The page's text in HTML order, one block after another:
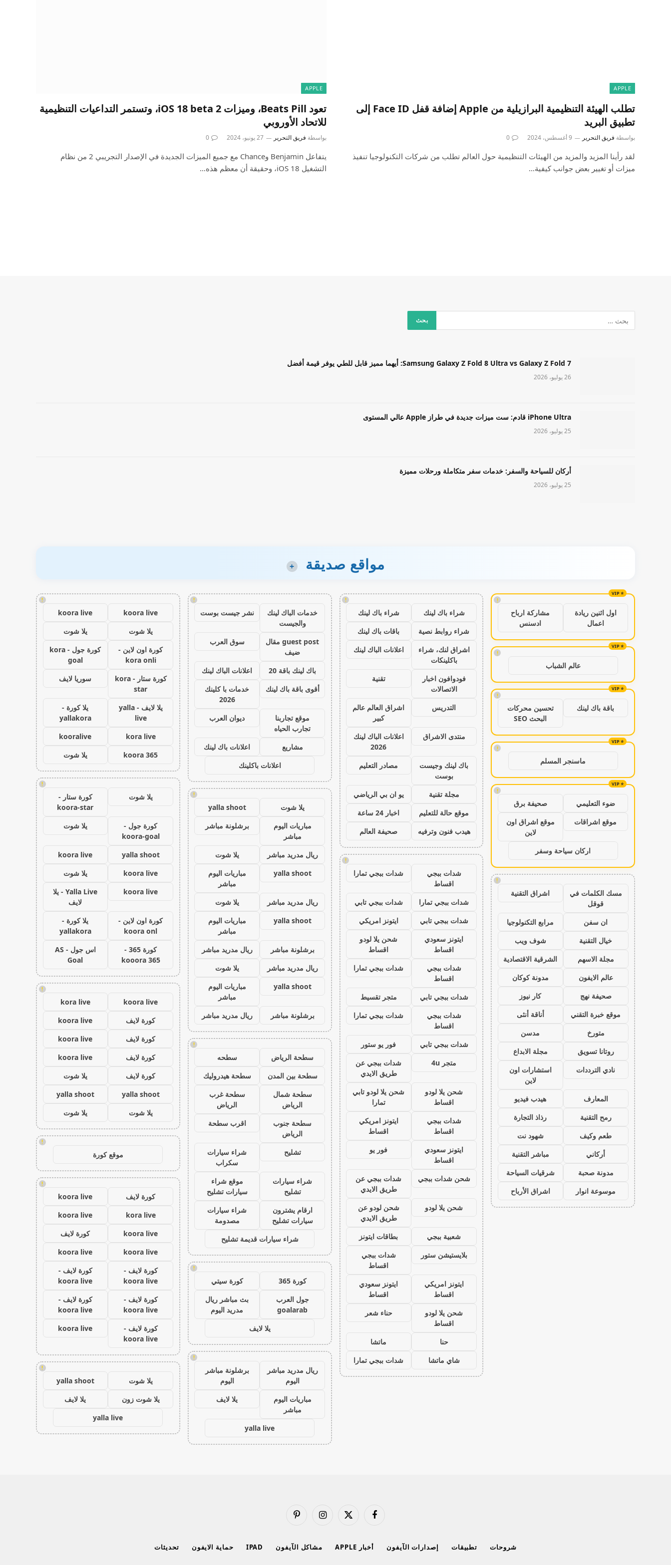
APPLE
تطلب الهيئة التنظيمية البرازيلية من Apple إضافة قفل Face ID إلى
تطبيق البريد
بواسطة فريق التحرير 9 أغسطس، 2024 0
لقد رأينا المزيد والمزيد من الهيئات التنظيمية حول العالم تطلب من شركات التكنولوجيا تنفيذ
ميزات أو تغيير بعض جوانب كيفية…
APPLE
تعود Beats Pill، وميزات iOS 18 beta 2، وتستمر التداعيات التنظيمية
للاتحاد الأوروبي
بواسطة فريق التحرير 27 يونيو، 2024 0
يتفاعل Benjamin وChance مع جميع الميزات الجديدة في الإصدار التجريبي 2 من نظام
التشغيل iOS 18، وحقيقة أن معظم هذه…
Samsung Galaxy Z Fold 8 Ultra vs Galaxy Z Fold 7: أيهما مميز قابل للطي يوفر قيمة أفضل
26 يوليو، 2026
iPhone Ultra قادم: ست ميزات جديدة في طراز Apple عالي المستوى
25 يوليو، 2026
أركان للسياحة والسفر: خدمات سفر متكاملة ورحلات مميزة
25 يوليو، 2026
مواقع صديقة +
!
اول اثنين ريادة
اعمال
مشاركة ارباح
ادسنس
!
عالم الشباب
!
باقة باك لينك
تحسين محركات
البحث SEO
!
ماسنجر المسلم
!
ضوء التعليمي
صحيفة برق
موقع اشراقات
موقع اشراق اون
لاين
اركان سياحة وسفر
!
مسك الكلمات في
قوقل
اشراق التقنية
ان سفن
مرابع التكنولوجيا
خيال التقنية
شوف ويب
مجلة الاسهم
الشرقية الاقتصادية
عالم الايفون
مدونة كوكان
صحيفة نهج
كار نيوز
موقع خبرة التقني
أناقة أنثى
متورخ
مدسن
روتانا تسويق
مجلة الابداع
نادي الترددات
استشارات اون
لاين
المعارف
هيدب فيديو
رمح التقنية
رذاذ التجارة
طعم وكيف
شهود نت
أركاني
مباشر التقنية
مدونة صحبة
شرقيات السياحة
موسوعة انوار
اشراق الأرباح
!
شراء باك لينك
شراء باك لينك
شراء روابط نصية
باقات باك لينك
اشراق لنك، شراء
باكلينكات
اعلانات الباك لينك
فودوافون اخبار
الاتصالات
تقنية
التدريس
اشراق العالم عالم
كبير
منتدى الاشراق
اعلانات الباك لينك
2026
باك لينك وجيست
بوست
مصادر التعليم
مجلة تقنية
يو ان بي الرياضي
موقع حالة للتعليم
اخبار 24 ساعة
هيدب فنون وترفيه
صحيفة العالم
!
شدات ببجي
اقساط
شدات ببجي تمارا
شدات ببجي تمارا
شدات ببجي تابي
شدات ببجي تابي
ايتونز امريكي
ايتونز سعودي
اقساط
شحن يلا لودو
اقساط
شدات ببجي
اقساط
شدات ببجي تمارا
شدات ببجي تابي
متجر تقسيط
شدات ببجي
اقساط
شدات ببجي تمارا
شدات ببجي تابي
فور يو ستور
متجر 4u
شدات ببجي عن
طريق الايدي
شحن يلا لودو
اقساط
شحن يلا لودو تابي
تمارا
شدات ببجي
اقساط
ايتونز امريكي
اقساط
ايتونز سعودي
اقساط
فور يو
شحن شدات ببجي
شدات ببجي عن
طريق الايدي
شحن يلا لودو
شحن لودو عن
طريق الايدي
شعبية ببجي
بطاقات ايتونز
بلايستيشن ستور
شدات ببجي
اقساط
ايتونز امريكي
اقساط
ايتونز سعودي
اقساط
شحن يلا لودو
اقساط
حناء شعر
حنا
ماتشا
شاي ماتشا
شدات ببجي تمارا
!
خدمات الباك لينك
والجيست
نشر جيست بوست
guest post مقال
ضيف
سوق العرب
باك لينك باقة 20
اعلانات الباك لينك
أقوى باقة باك لينك
خدمات با كلينك
2026
موقع تجاربنا
تجارب الحياه
ديوان العرب
مشاريع
اعلانات باك لينك
اعلانات باكلينك
!
يلا شوت
yalla shoot
مباريات اليوم
مباشر
برشلونة مباشر
ريال مدريد مباشر
يلا شوت
yalla shoot
مباريات اليوم
مباشر
ريال مدريد مباشر
يلا شوت
yalla shoot
مباريات اليوم
مباشر
برشلونة مباشر
ريال مدريد مباشر
ريال مدريد مباشر
يلا شوت
yalla shoot
مباريات اليوم
مباشر
برشلونة مباشر
ريال مدريد مباشر
!
سطحة الرياض
سطحه
سطحة بين المدن
سطحة هيدروليك
سطحة شمال
الرياض
سطحة غرب
الرياض
سطحة جنوب
الرياض
اقرب سطحة
تشليح
شراء سيارات
سكراب
شراء سيارات
تشليح
موقع شراء
سيارات تشليح
ارقام يشترون
سيارات تشليح
شراء سيارات
مصدومة
شراء سيارات قديمة تشليح
!
كورة 365
كورة سيتي
جول العرب
goalarab
بث مباشر ريال
مدريد اليوم
يلا لايف
!
ريال مدريد مباشر
اليوم
برشلونة مباشر
اليوم
مباريات اليوم
مباشر
يلا لايف
yalla live
!
koora live
koora live
يلا شوت
يلا شوت
كورة اون لاين -
kora onli
كورة جول - kora
goal
كورة ستار - kora
star
سوريا لايف
يلا لايف - yalla
live
يلا كورة -
yallakora
kora live
kooralive
koora 365
يلا شوت
!
يلا شوت
كورة ستار -
koora-star
كورة جول -
koora-goal
يلا شوت
yalla shoot
koora live
koora live
يلا شوت
koora live
Yalla Live - يلا
لايف
كورة اون لاين -
koora onl
يلا كورة -
yallakora
كورة 365 -
kooora 365
اس جول - AS
Goal
!
koora live
kora live
كورة لايف
koora live
كورة لايف
koora live
كورة لايف
koora live
كورة لايف
يلا شوت
yalla shoot
yalla shoot
يلا شوت
يلا شوت
!
موقع كورة
!
كورة لايف
koora live
kora live
koora live
koora live
كورة لايف
koora live
koora live
كورة لايف -
koora live
كورة لايف -
koora live
كورة لايف -
koora live
كورة لايف -
koora live
كورة لايف -
koora live
koora live
!
يلا شوت
yalla shoot
يلا شوت زون
يلا لايف
yalla live
فيسبوك
X
الانستغرامبينتيريست
شروحات تطبيقات إصدارات الآيفون أخبار APPLE مشاكل الآيفون IPAD حماية الايفون تحديثات